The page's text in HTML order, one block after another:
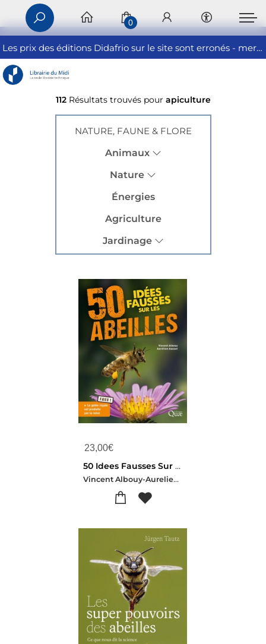
Les prix des éditions Didafrio sur le site sont erronés - merci de nous contacter
0
112 Résultats trouvés pour apiculture
NATURE, FAUNE & FLORE
Animaux
Nature
Énergies
Agriculture
Jardinage
23,00€
50 Idees Fausses Sur Les Abeilles
Vincent Albouy-Aurelien Ausset